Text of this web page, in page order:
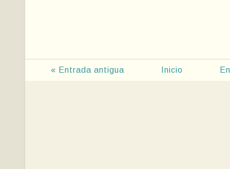
« Entrada antigua Inicio